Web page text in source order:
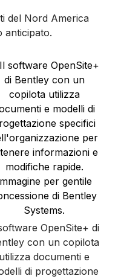
del Nord America
anticipato.
OpenSite+ di
con un copilota
utilizza documenti e
di progettazione